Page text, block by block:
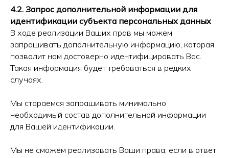
4.2. Запрос дополнительной информации для
идентификации субъекта персональных данных
В ходе реализации Ваших прав мы можем
запрашивать дополнительную информацию, которая
позволит нам достоверно идентифицировать Вас.
Такая информация будет требоваться в редких
случаях.
Мы стараемся запрашивать минимально
необходимый состав дополнительной информации
для Вашей идентификации.
Мы не сможем реализовать Ваши права, если в ответ